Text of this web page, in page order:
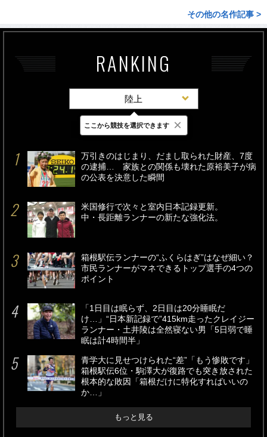
その他の名作記事 >
RANKING
陸上
最新 24時間 週間
万引きのはじまり、だまし取られた財産、7度
の逮捕… 家族との関係も壊れた原裕美子が病
の公表を決意した瞬間
米国修行で次々と室内日本記録更新。
中・長距離ランナーの新たな強化法。
箱根駅伝ランナーの“ふくらはぎ”はなぜ細い？
市民ランナーがマネできるトップ選手の4つの
ポイント
「1日目は眠らず、2日目は20分睡眠だ
け…」“日本新記録で”415km走ったクレイジー
ランナー・土井陵は全然寝ない男「5日弱で睡
眠は計4時間半」
青学大に見せつけられた“差”「もう惨敗です」
箱根駅伝6位・駒澤大が復路でも突き放された
根本的な敗因「箱根だけに特化すればいいの
か…」
もっと見る
ここから競技を選択できます ×